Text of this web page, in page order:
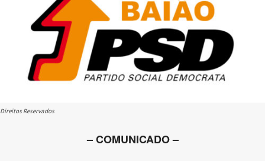
Direitos Reservados
– COMUNICADO –